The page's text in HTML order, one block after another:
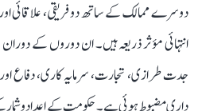
دوسرے ممالک کے ساتھ دو فریقی، علاقائی
انتہائی مؤثر ذریعہ ہیں۔ ان دوروں کے
جدت طرازی، تجارت، سرمایہ کاری، دفاع